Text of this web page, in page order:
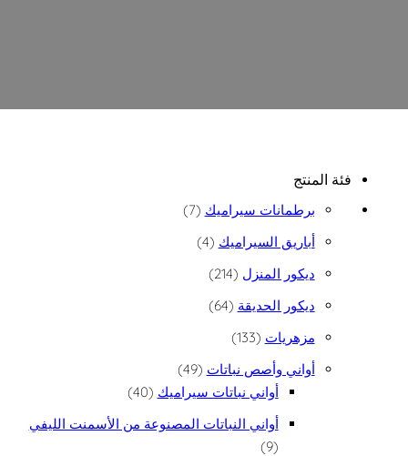
فئة المنتج
برطمانات سيراميك 77 منتجات
أباريق السيراميك
44 منتجات
ديكور المنزل
214214 منتج
ديكور الحديقة
6464 منتج
مزهريات
133133 منتج
أواني وأصص نباتات
4949 منتج
أواني نباتات سيراميك
4040 منتج
أواني النباتات المصنوعة من الأسمنت الليفي
99 منتجات